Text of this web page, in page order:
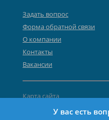
Задать вопрос
Форма обратной связи
О компании
Контакты
Вакансии
Карта сайта
Политика персональных
У вас есть